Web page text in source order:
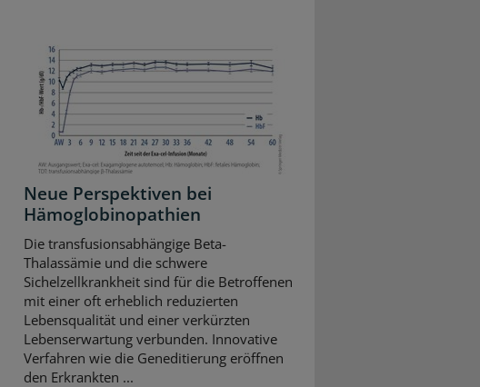
Neue Perspektiven bei
Hämoglobinopathien
Die transfusionsabhängige Beta-
Thalassämie und die schwere
Sichelzellkrankheit sind für die Betroffenen
mit einer oft erheblich reduzierten
Lebensqualität und einer verkürzten
Lebenserwartung verbunden. Innovative
Verfahren wie die Geneditierung eröffnen
den Erkrankten ...